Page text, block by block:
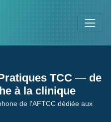
TCC — de
à la clinique
de l'AFTCC dédiée aux